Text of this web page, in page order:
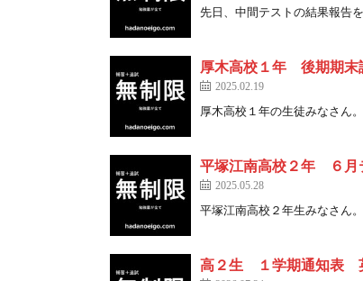
先日、中間テストの結果報告
厚木高校１年 後期期末
2025.02.19
厚木高校１年の生徒みなさん
平塚江南高校２年 ６月
2025.05.28
平塚江南高校２年生みなさん
高２生 １学期通知表